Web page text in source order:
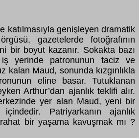
katılmasıyla genişleyen dramatik
gazetelerde fotoğrafının
bir boyut kazanır. Sokakta bazı
iş yerinde patronunun taciz ve
kalan Maud, sonunda kızgınlıkla
eline basar. Tutuklanan
Arthur’dan ajanlık teklifi alır.
yer alan Maud, yeni bir
içindedir. Patriyarkanın ajanlık
bir yaşama kavuşmak mı ?